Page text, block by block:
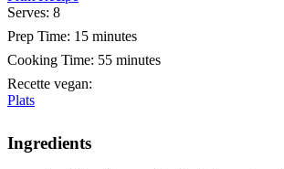
Serves: 8
Prep Time: 15 minutes
Cooking Time: 55 minutes
Recette vegan:
Plats
Ingredients